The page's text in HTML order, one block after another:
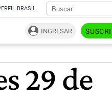
BRASIL
INGRESAR
29 de